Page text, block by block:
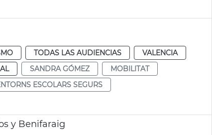
TODAS LAS AUDIENCIAS
VALENCIA
SANDRA GÓMEZ
MOBILITAT
ESCOLARS SEGURS
y Benifaraig